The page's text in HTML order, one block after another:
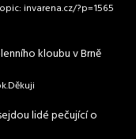
invarena.cz/?p=1565
kloubu v Brně
lidé pečující o